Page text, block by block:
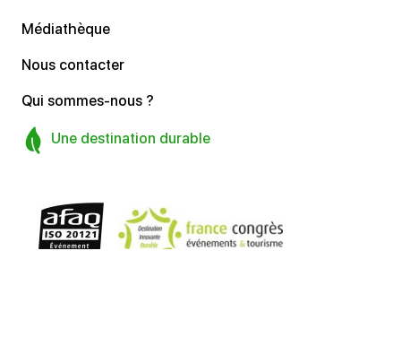
Médiathèque
Nous contacter
Qui sommes-nous ?
Une destination durable